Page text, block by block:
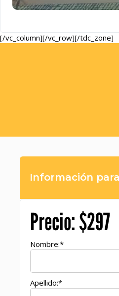
[/vc_column][/vc_row][/tdc_zone]
Información
Precio:$297
Nombre:*
Apellido:*